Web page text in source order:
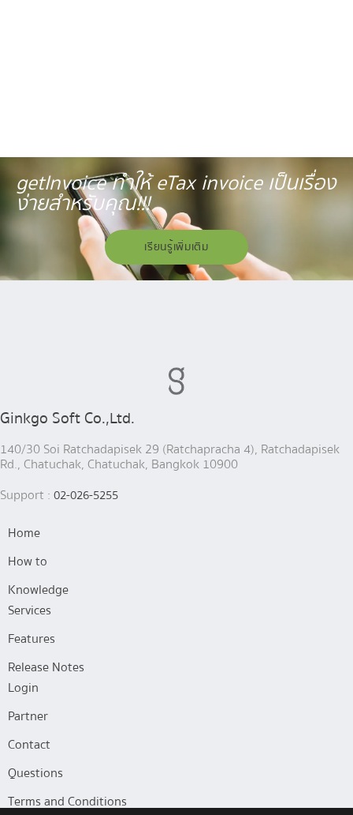
getInvoice ทำให้ eTax invoice เป็นเรื่อง
ง่ายสำหรับคุณ!!!
เรียนรู้เพิ่มเติม
Ginkgo Soft Co.,Ltd.
140/30 Soi Ratchadapisek 29 (Ratchapracha 4), Ratchadapisek
Rd., Chatuchak, Chatuchak, Bangkok 10900
Support : 02-026-5255
Home
How to
Knowledge
Services
Features
Release Notes
Login
Partner
Contact
Questions
Terms and Conditions